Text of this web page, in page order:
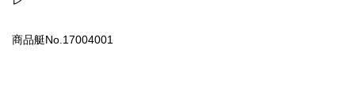
商品艇No.17004001